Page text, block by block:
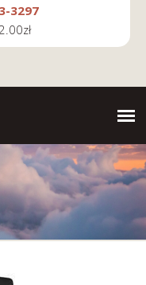
3297
zł